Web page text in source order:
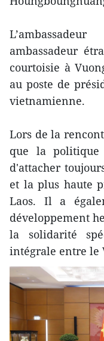
ambassadeur
courtoisie à
au poste de
vietnamienne.
Lors de la
que la politique
d'attacher
et la plus haute
Laos. Il a
développement
la solidarité
intégrale entre le